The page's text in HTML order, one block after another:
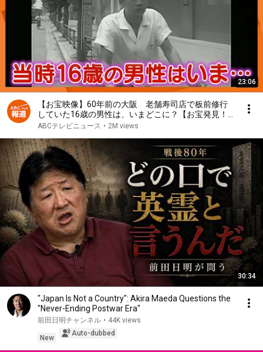
23:06
【お宝映像】60年前の大阪 老舗寿司店で板前修行
していた16歳の男性は、いまどこに？【お宝発見！
関西いまむかし】
ABCテレビニュース • 2M views
30:34
"Japan Is Not a Country": Akira Maeda Questions the
"Never-Ending Postwar Era"
前田日明チャンネル • 44K views
New
Auto-dubbed